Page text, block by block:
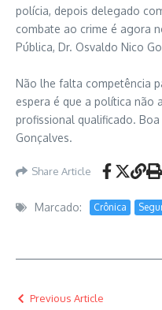
polícia, depois delegado
combate ao crime é agora
Pública, Dr. Osvaldo Nico
Não lhe falta competência
espera é que a política não
profissional qualificado.
Gonçalves.
Share Article
Marcado: Crônica
Previous Article